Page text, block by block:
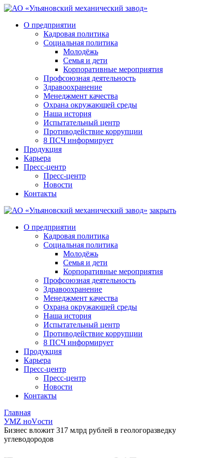
О предприятии
Кадровая политика
Социальная политика
Молодёжь
Семья и дети
Корпоративные мероприятия
Профсоюзная деятельность
Здравоохранение
Менеджмент качества
Охрана окружающей среды
Наша история
Испытательный центр
Противодействие коррупции
8 ПСЧ информирует
Продукция
Карьера
Пресс-центр
Пресс-центр
Новости
Контакты
закрыть
О предприятии
Кадровая политика
Социальная политика
Молодёжь
Семья и дети
Корпоративные мероприятия
Профсоюзная деятельность
Здравоохранение
Менеджмент качества
Охрана окружающей среды
Наша история
Испытательный центр
Противодействие коррупции
8 ПСЧ информирует
Продукция
Карьера
Пресс-центр
Пресс-центр
Новости
Контакты
Главная
УМZ ноVости
Бизнес вложит 317 млрд рублей в геологоразведку
углеводородов